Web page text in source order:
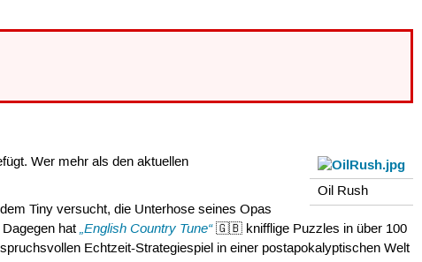
Oil Rush
Wer mehr als den aktuellen
Tiny versucht, die Unterhose seines Opas
hat„English Country Tune“🇬🇧 knifflige Puzzles in über 100
Echtzeit-Strategiespiel in einer postapokalyptischen Welt